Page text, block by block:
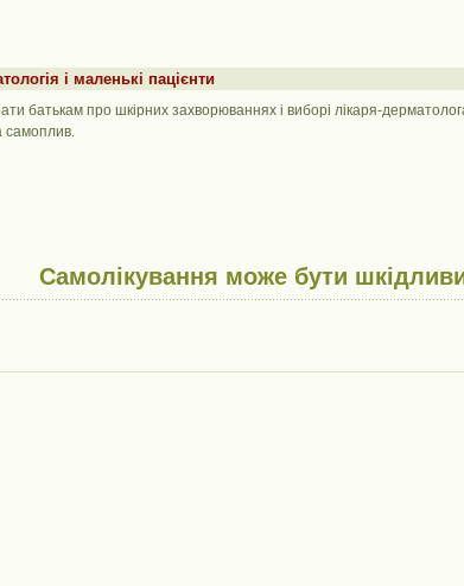
і маленькі пацієнти
батькам про шкірних захворюваннях і виборі лікаря-
самоплив.
Самолікування може бути